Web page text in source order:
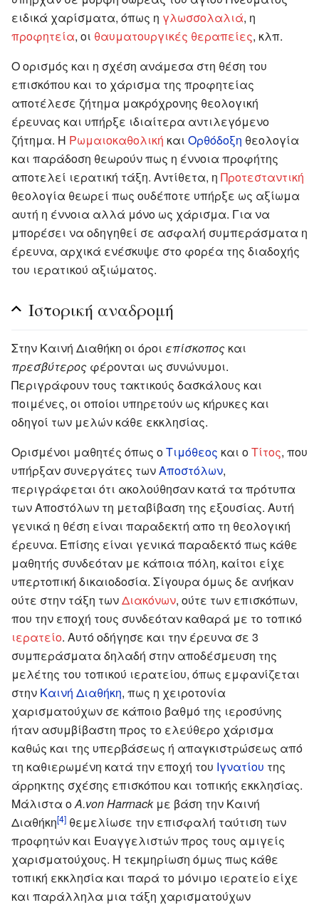
ειδικά χαρίσματα, όπως η γλωσσολαλιά, η
προφητεία, οι θαυματουργικές θεραπείες, κλπ.
Ο ορισμός και η σχέση ανάμεσα στη θέση του
επισκόπου και το χάρισμα της προφητείας
αποτέλεσε ζήτημα μακρόχρονης θεολογική
έρευνας και υπήρξε ιδιαίτερα αντιλεγόμενο
ζήτημα. Η Ρωμαιοκαθολική και Ορθόδοξη θεολογία
και παράδοση θεωρούν πως η έννοια προφήτης
αποτελεί ιερατική τάξη. Αντίθετα, η Προτεσταντική
θεολογία θεωρεί πως ουδέποτε υπήρξε ως αξίωμα
αυτή η έννοια αλλά μόνο ως χάρισμα. Για να
μπορέσει να οδηγηθεί σε ασφαλή συμπεράσματα η
έρευνα, αρχικά ενέσκυψε στο φορέα της διαδοχής
του ιερατικού αξιώματος.
Ιστορική αναδρομή
Στην Καινή Διαθήκη οι όροι επίσκοπος και
πρεσβύτερος φέρονται ως συνώνυμοι.
Περιγράφουν τους τακτικούς δασκάλους και
ποιμένες, οι οποίοι υπηρετούν ως κήρυκες και
οδηγοί των μελών κάθε εκκλησίας.
Ορισμένοι μαθητές όπως οΤιμόθεος και οΤίτος, που
υπήρξαν συνεργάτες τωνΑποστόλων,
περιγράφεται ότι ακολούθησαν κατά τα πρότυπα
των Αποστόλων τη μεταβίβαση της εξουσίας. Αυτή
γενικά η θέση είναι παραδεκτή απο τη θεολογική
έρευνα. Επίσης είναι γενικά παραδεκτό πως κάθε
μαθητής συνδεόταν με κάποια πόλη, καίτοι είχε
υπερτοπική δικαιοδοσία. Σίγουρα όμως δε ανήκαν
ούτε στην τάξη τωνΔιακόνων, ούτε των επισκόπων,
που την εποχή τους συνδεόταν καθαρά με το τοπικό
ιερατείο. Αυτό οδήγησε και την έρευνα σε 3
συμπεράσματα δηλαδή στην αποδέσμευση της
μελέτης του τοπικού ιερατείου, όπως εμφανίζεται
στην Καινή Διαθήκη, πως η χειροτονία
χαρισματούχων σε κάποιο βαθμό της ιεροσύνης
ήταν ασυμβίβαστη προς το ελεύθερο χάρισμα
καθώς και της υπερβάσεως ή απαγκιστρώσεως από
τη καθιερωμένη κατά την εποχή του Ιγνατίου της
άρρηκτης σχέσης επισκόπου και τοπικής εκκλησίας.
Μάλιστα οA.von Harrnackμε βάση την Καινή
Διαθήκη[4] θεμελίωσε την επισφαλή ταύτιση των
προφητών και Ευαγγελιστών προς τους αμιγείς
χαρισματούχους. Η τεκμηρίωση όμως πως κάθε
τοπική εκκλησία και παρά το μόνιμο ιερατείο είχε
και παράλληλα μια τάξη χαρισματούχων